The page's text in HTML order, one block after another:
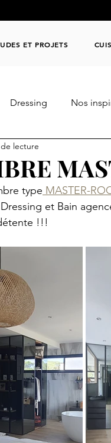
ET PROJETS
Dressing Nos
Travaux / Décoration
lecture
type MASTER-
Dressing et Bain
!!!